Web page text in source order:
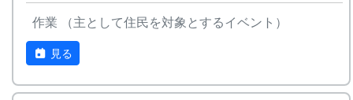
作業 （主として住民を対象とするイベント）
見る